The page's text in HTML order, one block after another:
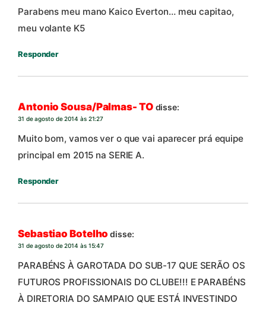
Parabens meu mano Kaico Everton… meu capitao,
meu volante K5
Responder
Antonio Sousa/Palmas- TO disse:
31 de agosto de 2014 às 21:27
Muito bom, vamos ver o que vai aparecer prá equipe
principal em 2015 na SERIE A.
Responder
Sebastiao Botelho disse:
31 de agosto de 2014 às 15:47
PARABÉNS À GAROTADA DO SUB-17 QUE SERÃO OS
FUTUROS PROFISSIONAIS DO CLUBE!!! E PARABÉNS
À DIRETORIA DO SAMPAIO QUE ESTÁ INVESTINDO